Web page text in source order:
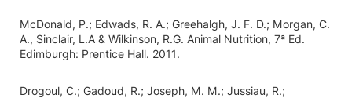
McDonald, P.; Edwads, R. A.; Greehalgh, J. F. D.; Morgan, C.
A., Sinclair, L.A & Wilkinson, R.G. Animal Nutrition, 7ª Ed.
Edimburgh: Prentice Hall. 2011.
Drogoul, C.; Gadoud, R.; Joseph, M. M.; Jussiau, R.;